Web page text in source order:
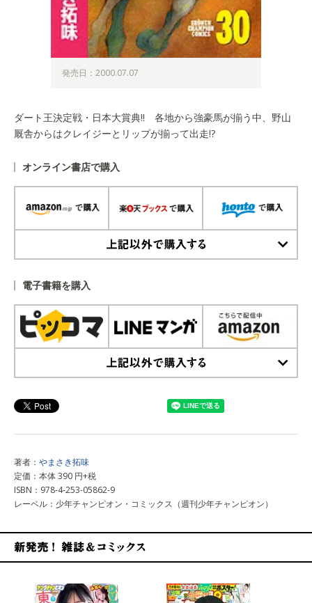
発売日：2000.07.07
ダート王決定戦・日本大賞典!! 各地から強豪馬が揃う中、野山
厩舎からはクレイジーとリップが揃って出走!?
オンライン書店で購入
電子書籍を購入
著者： やまさき拓味
定価：本体 390 円+税
ISBN：978-4-253-05862-9
レーベル：少年チャンピオン・コミックス（週刊少年チャンピオン）